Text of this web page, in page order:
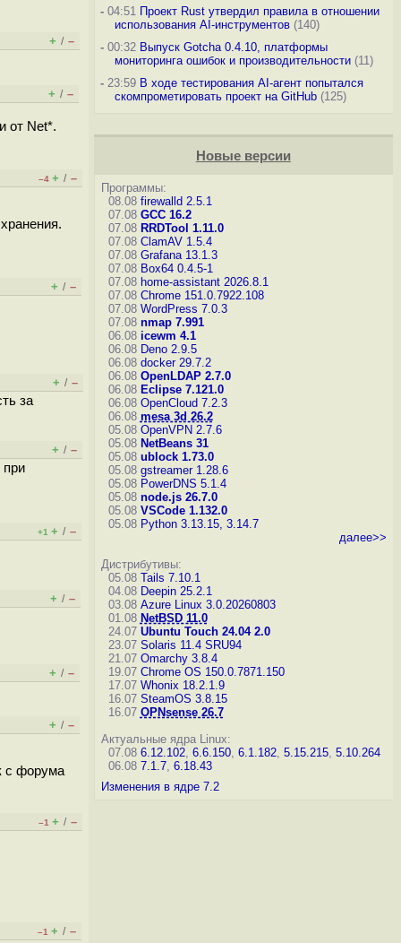
+ / –
+ / –
от Net*.
–4 + / –
+ / –
+ / –
за
+ / –
при
+1 + / –
+ / –
+ / –
+ / –
с форума
–1 + / –
–1 + / –
-04:51 Проект Rust утвердил правила в отношении
использования AI-инструментов(140)
-00:32 Выпуск Gotcha 0.4.10, платформы
мониторинга ошибок и производительности(11)
-23:59 В ходе тестирования AI-агент попытался
скомпрометировать проект на GitHub(125)
Новые версии
Программы:
08.08 firewalld 2.5.1
07.08 GCC 16.2
07.08 RRDTool 1.11.0
07.08 ClamAV 1.5.4
07.08 Grafana 13.1.3
07.08 Box64 0.4.5-1
07.08 home-assistant 2026.8.1
07.08 Chrome 151.0.7922.108
07.08 WordPress 7.0.3
07.08 nmap 7.991
06.08 icewm 4.1
06.08 Deno 2.9.5
06.08 docker 29.7.2
06.08 OpenLDAP 2.7.0
06.08 Eclipse 7.121.0
06.08 OpenCloud 7.2.3
06.08 mesa 3d 26.2
05.08 OpenVPN 2.7.6
05.08 NetBeans 31
05.08 ublock 1.73.0
05.08 gstreamer 1.28.6
05.08 PowerDNS 5.1.4
05.08 node.js 26.7.0
05.08 VSCode 1.132.0
05.08 Python 3.13.15, 3.14.7
далее>>
Дистрибутивы:
05.08 Tails 7.10.1
04.08 Deepin 25.2.1
03.08 Azure Linux 3.0.20260803
01.08 NetBSD 11.0
24.07 Ubuntu Touch 24.04 2.0
23.07 Solaris 11.4 SRU94
21.07 Omarchy 3.8.4
19.07 Chrome OS 150.0.7871.150
17.07 Whonix 18.2.1.9
16.07 SteamOS 3.8.15
16.07 OPNsense 26.7
Актуальные ядра Linux:
07.08 6.12.102, 6.6.150, 6.1.182, 5.15.215, 5.10.264
06.08 7.1.7, 6.18.43
Изменения в ядре 7.2